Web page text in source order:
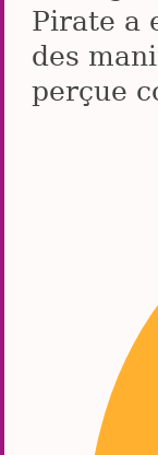
Pirate a
des
perçue